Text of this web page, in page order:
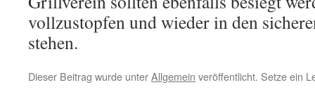
vollzustopfen und wieder in den
stehen.
Dieser Beitrag wurde unterAllgemein veröffentlicht. Setze ein